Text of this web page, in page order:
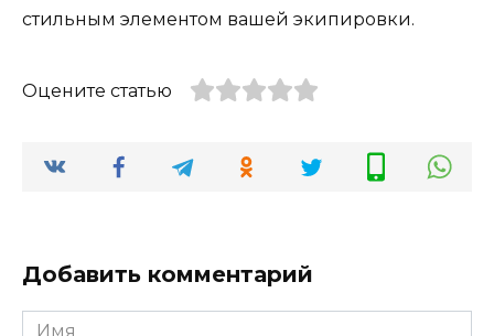
стильным элементом вашей экипировки.
Оцените статью
Добавить комментарий
Имя